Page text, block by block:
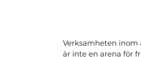
Verksamheten inom
är inte en arena för